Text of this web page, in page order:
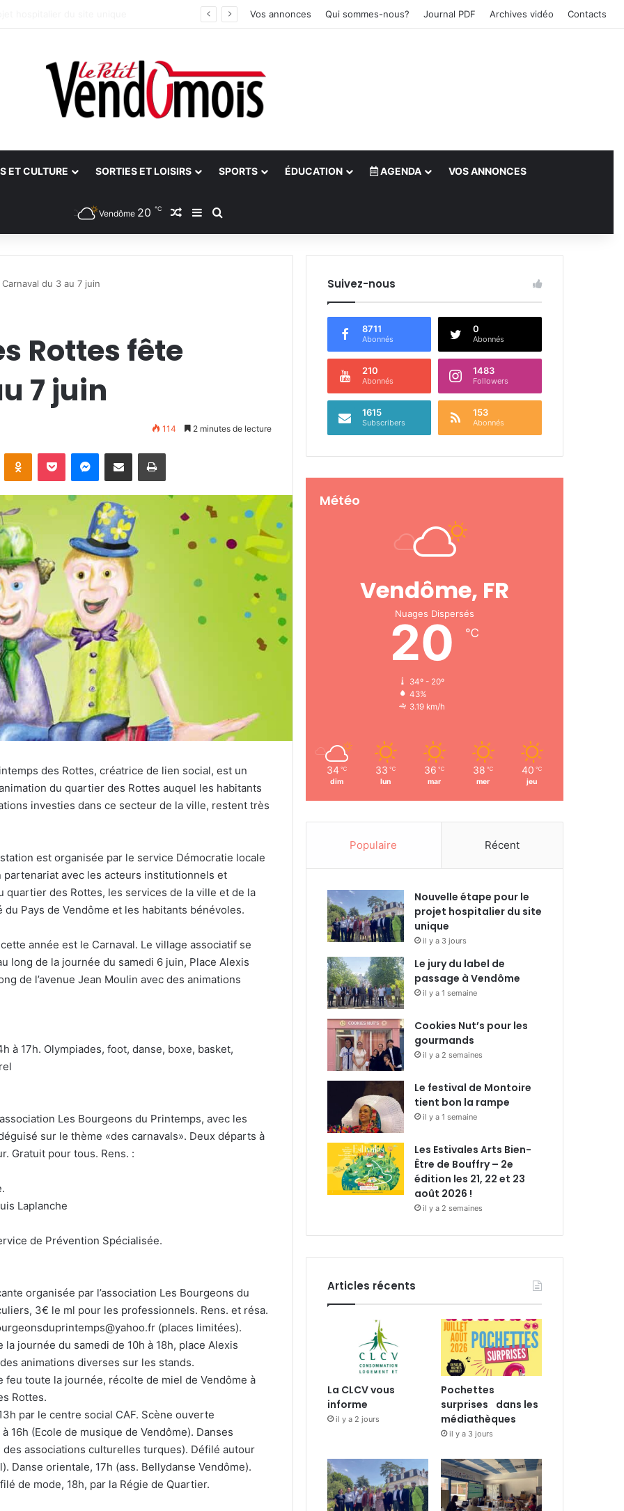
Vos annonces Qui sommes-nous? Journal PDF Archives vidéo Contacts
ET CULTURE SORTIES ET LOISIRS SPORTS ÉDUCATION AGENDA VOS ANNONCES
Vendôme 20 ℃ Article Aléatoire
Sidebar (barre latérale)
du 3 au 7 juin
Rottes fête
7 juin
114 2 minutes de lecture
des Rottes, créatrice de lien social, est un
du quartier des Rottes auquel les habitants
investies dans ce secteur de la ville, restent très
est organisée par le service Démocratie locale
partenariat avec les acteurs institutionnels et
quartier des Rottes, les services de la ville et de la
du Pays de Vendôme et les habitants bénévoles.
année est le Carnaval. Le village associatif se
long de la journée du samedi 6 juin, Place Alexis
de l’avenue Jean Moulin avec des animations
à 17h. Olympiades, foot, danse, boxe, basket,
Les Bourgeons du Printemps, avec les
sur le thème «des carnavals». Deux départs à
Gratuit pour tous. Rens. :
Laplanche
de Prévention Spécialisée.
organisée par l’association Les Bourgeons du
3€ le ml pour les professionnels. Rens. et résa.
(places limitées).
journée du samedi de 10h à 18h, place Alexis
animations diverses sur les stands.
toute la journée, récolte de miel de Vendôme à
Rottes.
par le centre social CAF. Scène ouverte
16h (Ecole de musique de Vendôme). Danses
associations culturelles turques). Défilé autour
Danse orientale, 17h (ass. Bellydanse Vendôme).
de mode, 18h, par la Régie de Quartier.
Suivez-nous
8711
Abonnés
0
Abonnés
210
Abonnés
1483
Followers
1615
Subscribers
153
Abonnés
Météo
Vendôme, FR
Nuages Dispersés
20 ℃
34º - 20º
43%
3.19 km/h
34 ℃
dim
33 ℃
lun
36 ℃
mar
38 ℃
mer
40 ℃
jeu
Populaire Récent
Nouvelle étape pour le
projet hospitalier du site
unique
il y a 3 jours
Le jury du label de
passage à Vendôme
il y a 1 semaine
Cookies Nut’s pour les
gourmands
il y a 2 semaines
Le festival de Montoire
tient bon la rampe
il y a 1 semaine
Les Estivales Arts Bien-
Être de Bouffry – 2e
édition les 21, 22 et 23
août 2026 !
il y a 2 semaines
Articles récents
La CLCV vous
informe
il y a 2 jours
Pochettes
surprises dans les
médiathèques
il y a 3 jours